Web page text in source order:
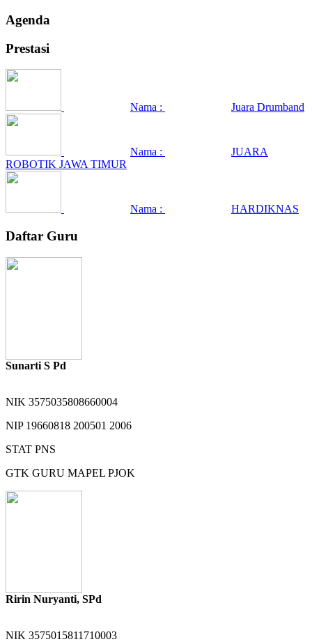
Agenda
Prestasi
Nama : Juara Drumband
Nama :
JUARA
ROBOTIK JAWA TIMUR
Nama : HARDIKNAS
Daftar Guru
Sunarti S Pd
NIK 3575035808660004
NIP 19660818 200501 2006
STAT PNS
GTK GURU MAPEL PJOK
Ririn Nuryanti, SPd
NIK 3575015811710003